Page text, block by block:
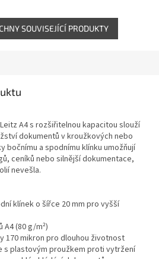
proužkem...
SOUVISEJÍCÍ PRODUKTY
A4 s rozšiřitelnou kapacitou slouží
dokumentů v kroužkových nebo
bočnímu a spodnímu klínku umožňují
ceníků nebo silnější dokumentace,
nevešla.
klínek o šířce 20 mm pro vyšší
A4 (80 g/m²)
170 mikron pro dlouhou životnost
s plastovým proužkem proti vytržení